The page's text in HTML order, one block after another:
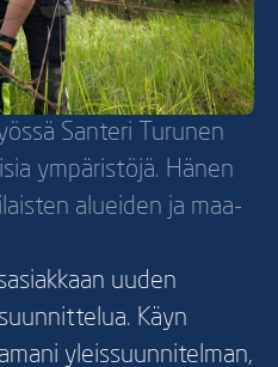
Santeri Turunen
ympäristöjä. Hänen
alueiden ja maa-
uuden
Käyn
yleissuunnitelman,